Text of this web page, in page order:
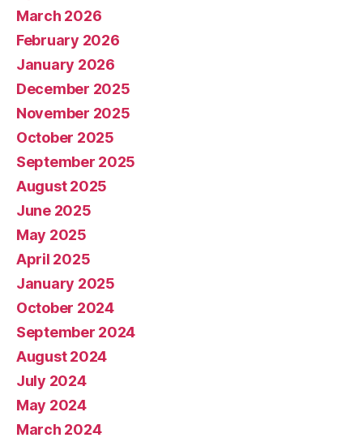
March 2026
February 2026
January 2026
December 2025
November 2025
October 2025
September 2025
August 2025
June 2025
May 2025
April 2025
January 2025
October 2024
September 2024
August 2024
July 2024
May 2024
March 2024